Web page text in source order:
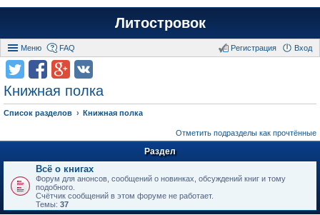
Литостровок
Меню FAQ Вход
Регистрация
Книжная полка
Список разделов Книжная полка
Отметить подразделы как прочтённые
Раздел
Всё о книгах
Форум для анонсов, сообщений о новинках, обсуждений книг и тому
подобного.
Счётчик сообщений в этом форуме не работает.
Темы: 37